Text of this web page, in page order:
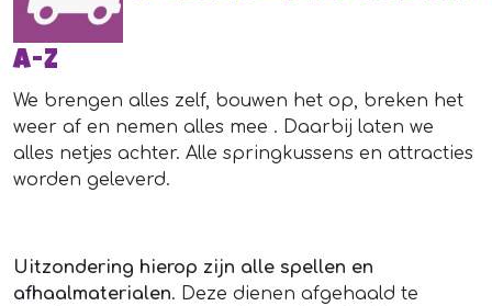
A-Z
We brengen alles zelf, bouwen het op, breken het
weer af en nemen alles mee . Daarbij laten we
alles netjes achter. Alle springkussens en attracties
worden geleverd.
Uitzondering hierop zijn alle spellen en
afhaalmaterialen. Deze dienen afgehaald te